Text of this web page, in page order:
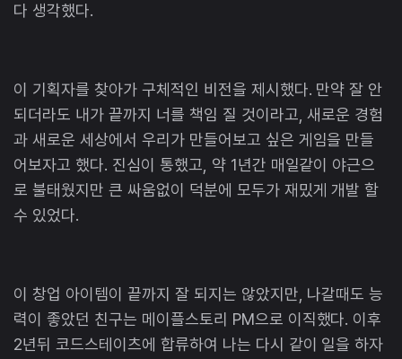
다 생각했다.
이 기획자를 찾아가 구체적인 비전을 제시했다. 만약 잘 안
되더라도 내가 끝까지 너를 책임 질 것이라고, 새로운 경험
과 새로운 세상에서 우리가 만들어보고 싶은 게임을 만들
어보자고 했다. 진심이 통했고, 약 1년간 매일같이 야근으
로 불태웠지만 큰 싸움없이 덕분에 모두가 재밌게 개발 할
수 있었다.
이 창업 아이템이 끝까지 잘 되지는 않았지만, 나갈때도 능
력이 좋았던 친구는 메이플스토리 PM으로 이직했다. 이후
2년뒤 코드스테이츠에 합류하여 나는 다시 같이 일을 하자